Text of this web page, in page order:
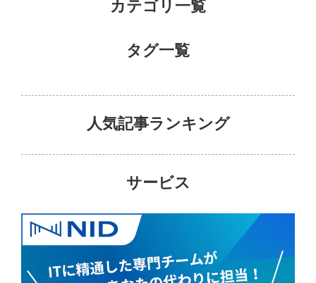
カテゴリ一覧
タグ一覧
人気記事ランキング
サービス